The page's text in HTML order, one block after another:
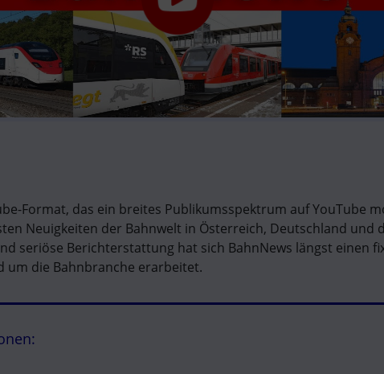
Format, das ein breites Publikumsspektrum auf YouTube
Neuigkeiten der Bahnwelt in Österreich, Deutschland und
seriöse Berichterstattung hat sich BahnNews längst einen
die Bahnbranche erarbeitet.